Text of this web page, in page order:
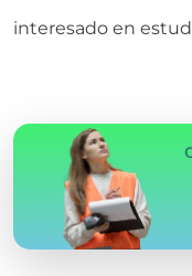
interesado en